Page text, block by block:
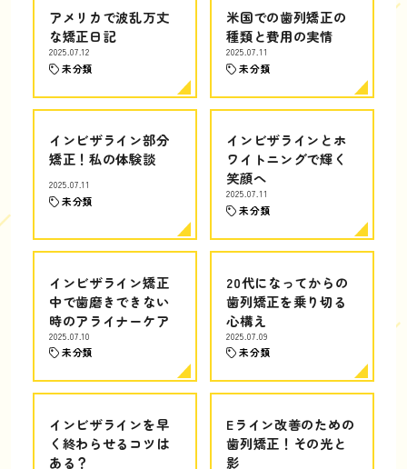
アメリカで波乱万丈
な矯正日記
2025.07.12
未分類
米国での歯列矯正の
種類と費用の実情
2025.07.11
未分類
インビザライン部分
矯正！私の体験談
2025.07.11
未分類
インビザラインとホ
ワイトニングで輝く
笑顔へ
2025.07.11
未分類
インビザライン矯正
中で歯磨きできない
時のアライナーケア
2025.07.10
未分類
20代になってからの
歯列矯正を乗り切る
心構え
2025.07.09
未分類
インビザラインを早
く終わらせるコツは
ある？
Eライン改善のための
歯列矯正！その光と
影